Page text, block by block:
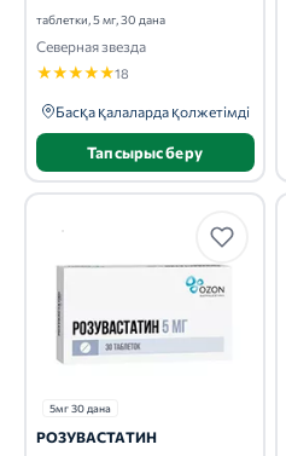
таблетки, 5 мг, 30 дана
Северная звезда
★★★★★18
Басқа қалаларда қолжетімді
Тапсырыс беру
5мг 30 дана
РОЗУВАСТАТИН